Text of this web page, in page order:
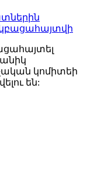
կբացահայտվի
կոմիտեի
են: